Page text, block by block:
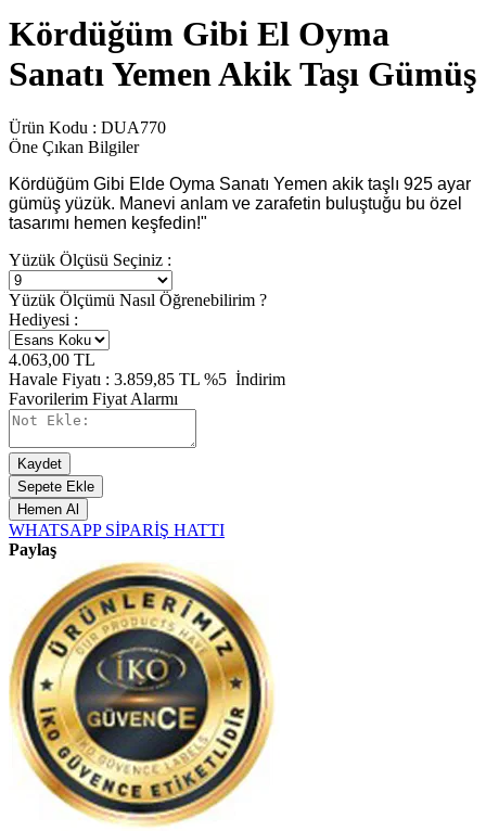
Kördüğüm Gibi El Oyma
Sanatı Yemen Akik Taşı Gümüş
Ürün Kodu : DUA770
Öne Çıkan Bilgiler
Kördüğüm Gibi Elde Oyma Sanatı Yemen akik taşlı 925 ayar
gümüş yüzük. Manevi anlam ve zarafetin buluştuğu bu özel
tasarımı hemen keşfedin!"
Yüzük Ölçüsü Seçiniz :
Yüzük Ölçümü Nasıl Öğrenebilirim ?
Hediyesi :
4.063,00 TL
Havale Fiyatı : 3.859,85 TL %5 İndirim
Favorilerim Fiyat Alarmı
Kaydet
Sepete Ekle
Hemen Al
WHATSAPP SİPARİŞ HATTI
Paylaş